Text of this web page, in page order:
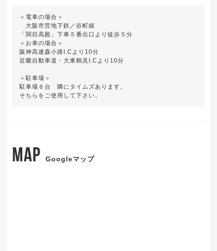
＜電車の場合＞
大阪市営地下鉄／谷町線
「関目高殿」下車５番出口より徒歩５分
＜お車の場合＞
阪神高速森小路I.Cより10分
近畿自動車道・大東鶴見I.Cより10分
＜駐車場＞
駐車場６台 隣にタイムズあります。
そちらをご使用して下さい。
MAP Googleマップ